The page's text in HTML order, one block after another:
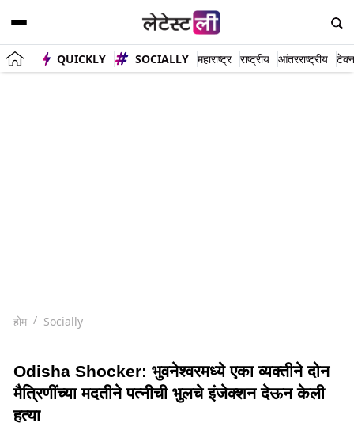
QUICKLY SOCIALLY महाराष्ट्र राष्ट्रीय आंतरराष्ट्रीय
होम Socially
Odisha Shocker: भुवनेश्वरमध्ये एका व्यक्तीने दोन
मैत्रिणींच्या मदतीने पत्नीची भुलचे इंजेक्शन देऊन केली
हत्या